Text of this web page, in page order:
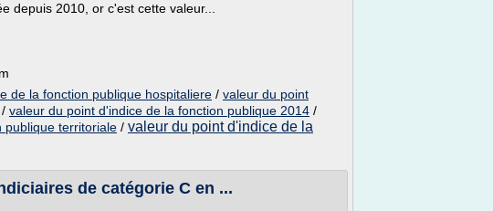
depuis 2010, or c'est cette valeur...
de la fonction publique hospitaliere / valeur du point
/ valeur du point d'indice de la fonction publique 2014 /
publique territoriale / valeur du point d'indice de la
de catégorie C en ...